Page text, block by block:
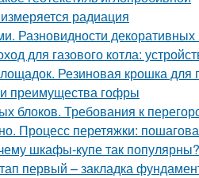
радиация
Разновидности декоративных
для газового котла:
Резиновая крошка для
преимущества гофры
блоков. Требования к
Процесс перетяжки:
шкафы-купе так популярны?
первый – закладка